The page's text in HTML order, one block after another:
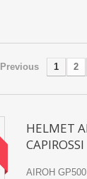
Previous 1 2
HELMET
CAPIROSSI
AIROH